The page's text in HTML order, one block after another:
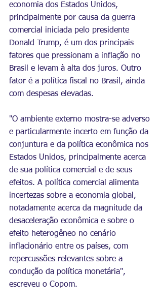
economia dos Estados Unidos,
principalmente por causa da guerra
comercial iniciada pelo presidente
Donald Trump, é um dos principais
fatores que pressionam a inflação no
Brasil e levam à alta dos juros. Outro
fator é a política fiscal no Brasil, ainda
com despesas elevadas.
"O ambiente externo mostra-se adverso
e particularmente incerto em função da
conjuntura e da política econômica nos
Estados Unidos, principalmente acerca
de sua política comercial e de seus
efeitos. A política comercial alimenta
incertezas sobre a economia global,
notadamente acerca da m​agnitude da
desaceleração econômica e sobre o
efeito heterogêneo no cenário
inflacionário entre os países, com
repercussões relevantes sobre a
condução da política monetária",
escreveu o Copom.